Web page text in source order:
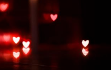
"Всё для